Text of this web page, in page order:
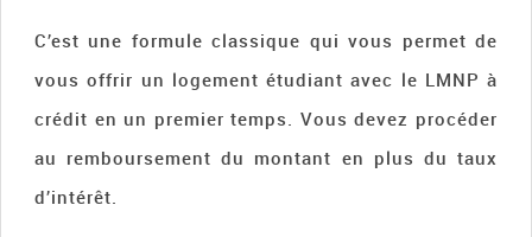
C’est une formule classique qui vous permet de
vous offrir un logement étudiant avec le LMNP à
crédit en un premier temps. Vous devez procéder
au remboursement du montant en plus du taux
d’intérêt.